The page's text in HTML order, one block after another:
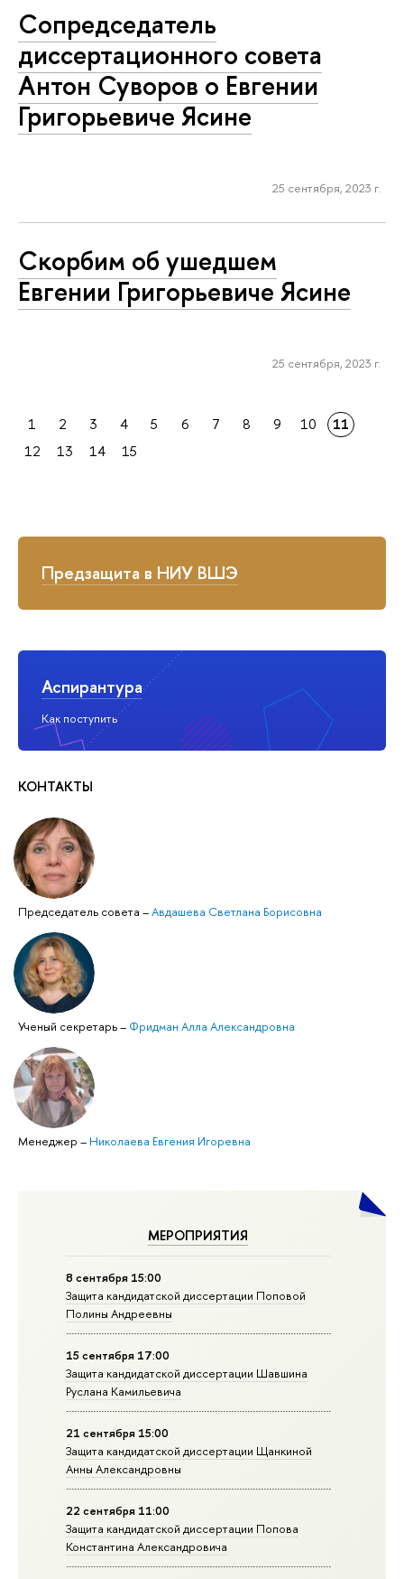
Предзащита в НИУ ВШЭ
Аспирантура
Как поступить
КОНТАКТЫ
Председатель совета –Авдашева Светлана Борисовна
Ученый секретарь– Фридман Алла Александровна
Менеджер – Николаева Евгения Игоревна
МЕРОПРИЯТИЯ
8 сентября 15:00
Защита кандидатской диссертации Поповой
Полины Андреевны
15 сентября 17:00
Защита кандидатской диссертации Шавшина
Руслана Камильевича
21 сентября 15:00
Защита кандидатской диссертации Щанкиной
Анны Александровны
22 сентября 11:00
Защита кандидатской диссертации Попова
Константина Александровича
Сопредседатель
диссертационного совета
Антон Суворов о Евгении
Григорьевиче Ясине
25 сентября, 2023 г.
Скорбим об ушедшем
Евгении Григорьевиче Ясине
25 сентября, 2023 г.
1 2 3 4 5 6 7 8 9 10
11
12
13 14 15